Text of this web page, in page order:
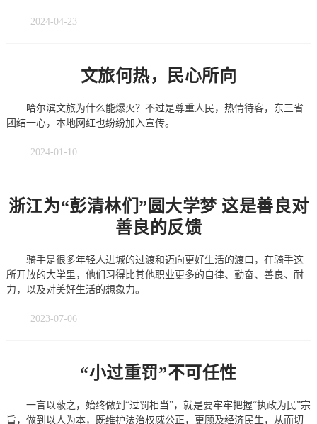
2024-04-23
文旅何热，民心所向
哈尔滨文旅为什么能爆火？不过是尊重人民，热情待客，东三省
团结一心，本地网红也纷纷加入宣传。
2024-01-10
浙江为“彭清林们”圆大学梦 这是善良对
善良的反馈
骑手是很多年轻人进城的过渡和迈向更好生活的渡口，在骑手这
所开放的大学里，他们习得比其他职业更多的自律、勤奋、善良、耐
力，以及对美好生活的想象力。
2023-07-06
“小过重罚”不可任性
一言以蔽之，始终做到“过罚相当”，就是要牢牢把握“执政为民”宗
旨，做到以人为本，既维护法治权威公正，更顾及经济民生，从而切